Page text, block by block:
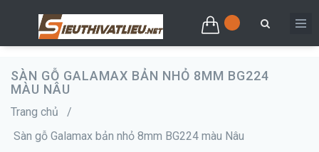
SÀN GỖ GALAMAX BẢN NHỎ 8MM BG224
MÀU NÂU
Trang chủ
/
Sàn gỗ Galamax bản nhỏ 8mm BG224 màu Nâu